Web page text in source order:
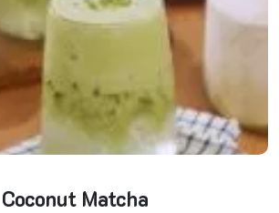
Coconut Matcha